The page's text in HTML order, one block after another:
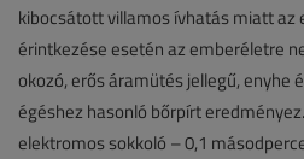
kibocsátott villamos ívhatás miatt az
érintkezése esetén az emberéletre
okozó, erős áramütés jellegű, enyhe
égéshez hasonló bőrpírt
elektromos sokkoló – 0,1